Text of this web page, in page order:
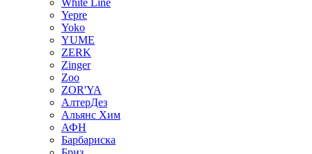
White Line
Yepre
Yoko
YUME
ZERK
Zinger
Zoo
ZOR'YA
АлтерДез
Альянс Хим
АФН
Барбариска